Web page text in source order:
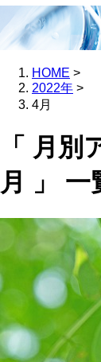
HOME >
2022年 >
4月
「 月
月 」 一